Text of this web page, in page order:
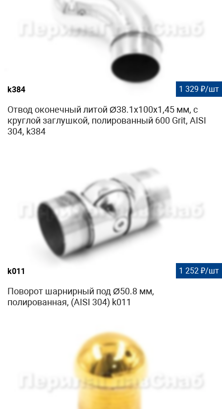
k384 1 329 ₽/шт
Отвод оконечный литой Ø38.1х100х1,45 мм, с
круглой заглушкой, полированный 600 Grit, AISI
304, k384
k011 1 252 ₽/шт
Поворот шарнирный под Ø50.8 мм,
полированная, (AISI 304) k011